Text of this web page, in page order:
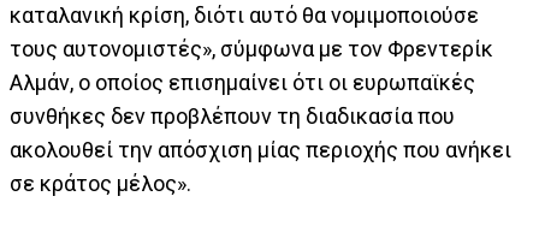
καταλανική κρίση, διότι αυτό θα νομιμοποιούσε
τους αυτονομιστές», σύμφωνα με τον Φρεντερίκ
Αλμάν, ο οποίος επισημαίνει ότι οι ευρωπαϊκές
συνθήκες δεν προβλέπουν τη διαδικασία που
ακολουθεί την απόσχιση μίας περιοχής που ανήκει
σε κράτος μέλος».